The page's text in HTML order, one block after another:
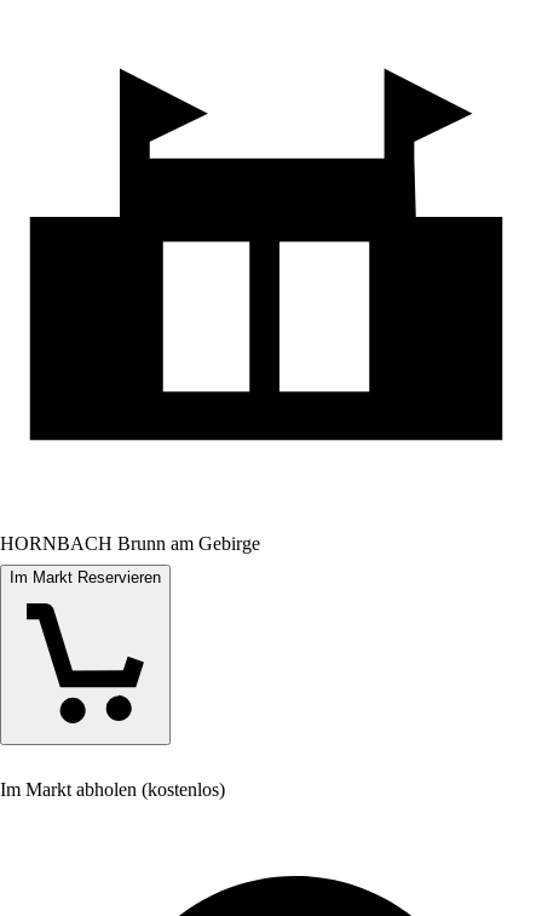
HORNBACH Brunn am Gebirge
Im Markt Reservieren
Im Markt abholen (kostenlos)